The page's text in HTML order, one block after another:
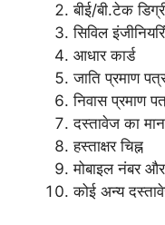
बीई/बी.टेक
सिविल
आधार कार्ड
जाति प्रमाण
निवास प्रमाण
दस्तावेज का
हस्ताक्षर चिह्न
मोबाइल नंबर
कोई अन्य